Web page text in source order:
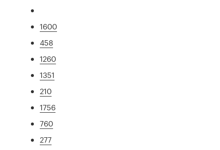
1600
458
1260
1351
210
1756
760
277